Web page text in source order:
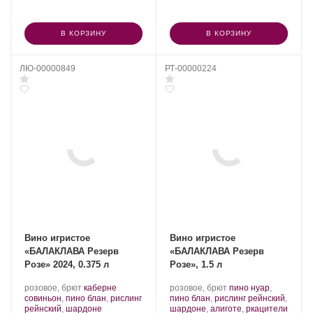
В КОРЗИНУ В КОРЗИНУ
ЛЮ-00000849
Вино игристое
«БАЛАКЛАВА Резерв
Розе» 2024, 0.375 л
Производитель:
Золотая
Балка.
розовое, брют .
Сорт
винограда:
каберне
совиньон, пино блан, рислинг
рейнский, шардоне
РТ-00000224
Вино игристое
«БАЛАКЛАВА Резерв
Розе», 1.5 л
Производитель:
Золотая
Балка.
розовое, брют .
Сорт
винограда:
пино нуар,
пино блан, рислинг рейнский,
шардоне, алиготе, ркацители